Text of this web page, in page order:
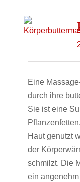
Eine
durch ihre
Sie ist eine
Haut genutzt
der
schmilzt. Die
ein